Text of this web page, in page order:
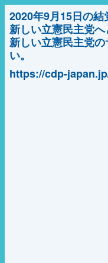
2020年9月15日の結
新しい立憲民主党へ
新しい立憲民主党
い。
https://cdp-